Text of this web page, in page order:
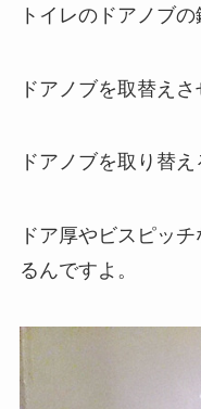
トイレのドアノブ
ドアノブを取替え
ドアノブを取り替
ドア厚やビスピッ
るんですよ。